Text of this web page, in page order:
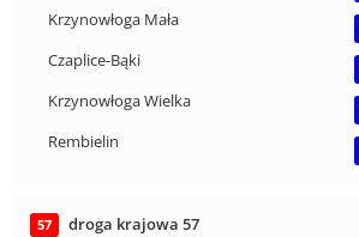
Krzynowłoga Mała
Czaplice-Bąki
Krzynowłoga Wielka
Rembielin
57
droga krajowa 57